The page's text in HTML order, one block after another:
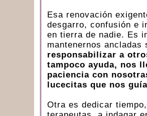
Esa renovación
desgarro, confusión e
en tierra de nadie. Es
mantenernos ancladas
responsabilizar a
tampoco ayuda, nos
paciencia con
lucecitas que nos
Otra es dedicar